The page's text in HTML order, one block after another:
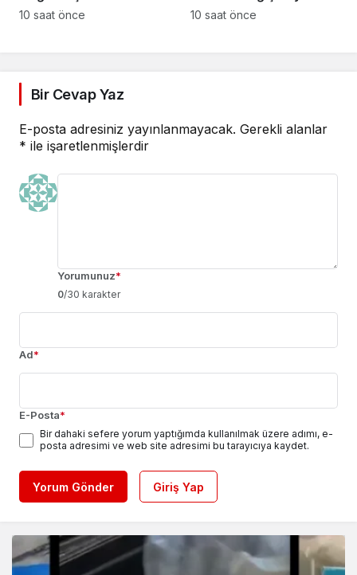
Niteliğinin
10 saat önce 10 saat önce
Bir Cevap Yaz
E-posta adresiniz yayınlanmayacak. Gerekli alanlar
* ile işaretlenmişlerdir
Yorumunuz*
0/30 karakter
Ad*
E-Posta*
Bir dahaki sefere yorum yaptığımda kullanılmak üzere adımı, e-
posta adresimi ve web site adresimi bu tarayıcıya kaydet.
Yorum Gönder Giriş Yap